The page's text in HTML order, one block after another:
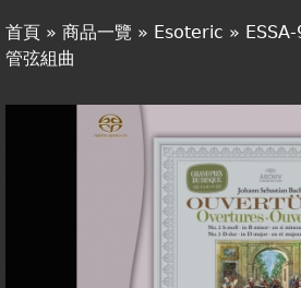
購物須知
您
首頁 » 商品一覽 » Esoteric »
管弦組曲